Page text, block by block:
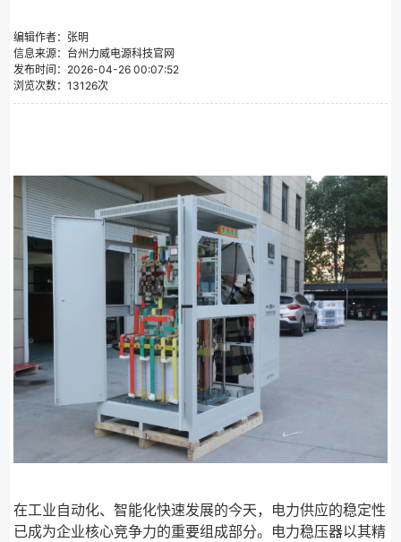
编辑作者：张明
信息来源：台州力威电源科技官网
发布时间：2026-04-26 00:07:52
浏览次数：13126次
在工业自动化、智能化快速发展的今天，电力供应的稳定性
已成为企业核心竞争力的重要组成部分。电力稳压器以其精